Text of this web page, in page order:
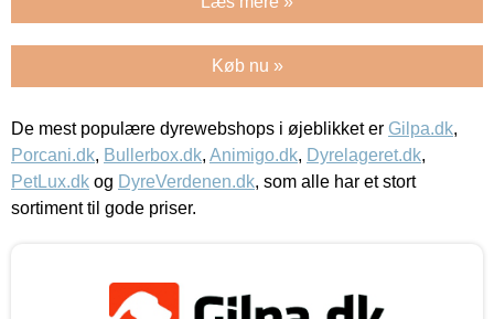
Køb nu »
De mest populære dyrewebshops i øjeblikket er Gilpa.dk,
Porcani.dk, Bullerbox.dk, Animigo.dk, Dyrelageret.dk,
PetLux.dk og DyreVerdenen.dk, som alle har et stort
sortiment til gode priser.